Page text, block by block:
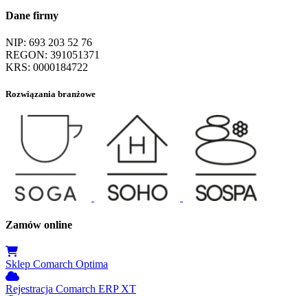
Dane firmy
NIP: 693 203 52 76
REGON: 391051371
KRS: 0000184722
Rozwiązania branżowe
Zamów online
Sklep Comarch Optima
Rejestracja Comarch ERP XT